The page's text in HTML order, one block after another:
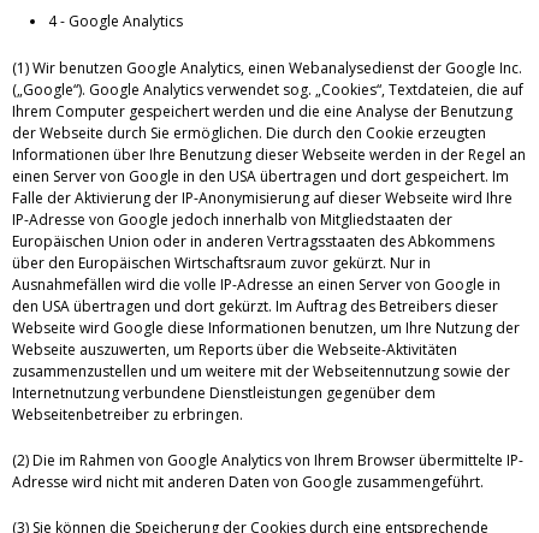
4 - Google Analytics
(1) Wir benutzen Google Analytics, einen Webanalysedienst der Google Inc.
(„Google“). Google Analytics verwendet sog. „Cookies“, Textdateien, die auf
Ihrem Computer gespeichert werden und die eine Analyse der Benutzung
der Webseite durch Sie ermöglichen. Die durch den Cookie erzeugten
Informationen über Ihre Benutzung dieser Webseite werden in der Regel an
einen Server von Google in den USA übertragen und dort gespeichert. Im
Falle der Aktivierung der IP-Anonymisierung auf dieser Webseite wird Ihre
IP-Adresse von Google jedoch innerhalb von Mitgliedstaaten der
Europäischen Union oder in anderen Vertragsstaaten des Abkommens
über den Europäischen Wirtschaftsraum zuvor gekürzt. Nur in
Ausnahmefällen wird die volle IP-Adresse an einen Server von Google in
den USA übertragen und dort gekürzt. Im Auftrag des Betreibers dieser
Webseite wird Google diese Informationen benutzen, um Ihre Nutzung der
Webseite auszuwerten, um Reports über die Webseite-Aktivitäten
zusammenzustellen und um weitere mit der Webseitennutzung sowie der
Internetnutzung verbundene Dienstleistungen gegenüber dem
Webseitenbetreiber zu erbringen.
(2) Die im Rahmen von Google Analytics von Ihrem Browser übermittelte IP-
Adresse wird nicht mit anderen Daten von Google zusammengeführt.
(3) Sie können die Speicherung der Cookies durch eine entsprechende